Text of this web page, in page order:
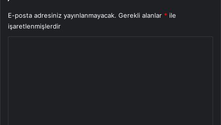
E-posta adresiniz yayınlanmayacak. Gerekli alanlar * ile
işaretlenmişlerdir